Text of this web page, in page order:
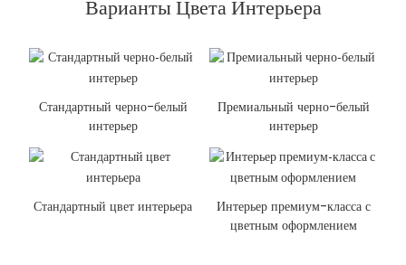
Варианты Цвета Интерьера
Стандартный черно-белый
интерьер
Премиальный черно-белый
интерьер
Стандартный цвет интерьера
Интерьер премиум-класса с
цветным оформлением